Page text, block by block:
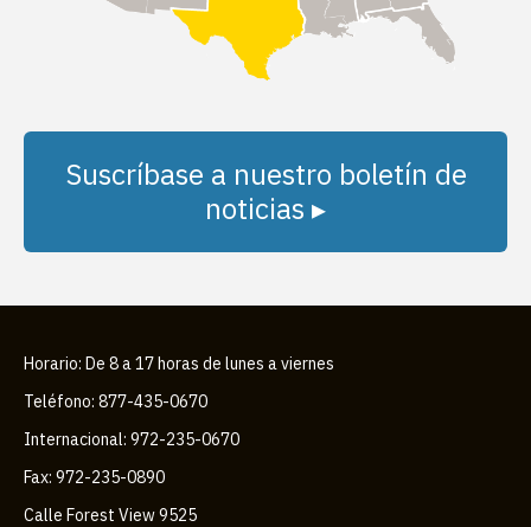
Suscríbase a nuestro boletín de
noticias ▸
Horario: De 8 a 17 horas de lunes a viernes
Teléfono: 877-435-0670
Internacional: 972-235-0670
Fax: 972-235-0890
Calle Forest View 9525